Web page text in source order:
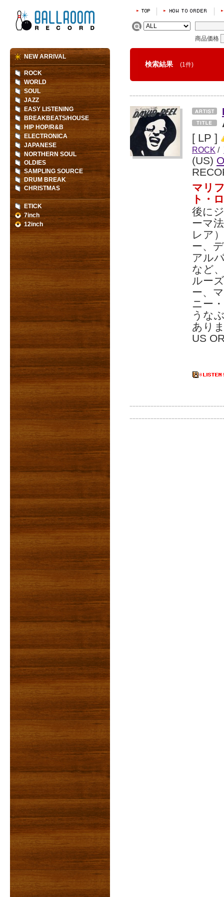
商品価格
検索結果 (1件)
[ LP ]
ROCK /
(US)
マリ
ト・
後に
ーマ
レア
ー、
アル
など
ルー
ー、
ニー
うな
あり
US
NEW ARRIVAL
ROCK
WORLD
SOUL
JAZZ
EASY LISTENING
BREAKBEATS/HOUSE
HIP HOP/R&B
ELECTRONICA
JAPANESE
NORTHERN SOUL
OLDIES
SAMPLING SOURCE
DRUM BREAK
CHRISTMAS
ETICK
7inch
12inch